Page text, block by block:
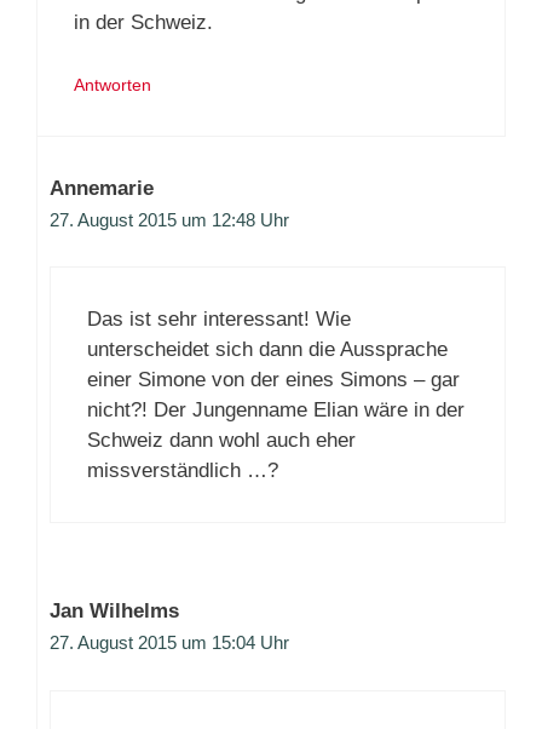
in der Schweiz.
Antworten
Annemarie
27. August 2015 um 12:48 Uhr
Das ist sehr interessant! Wie
unterscheidet sich dann die Aussprache
einer Simone von der eines Simons – gar
nicht?! Der Jungenname Elian wäre in der
Schweiz dann wohl auch eher
missverständlich …?
Jan Wilhelms
27. August 2015 um 15:04 Uhr